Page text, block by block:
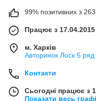
99% позитивних з 263
Працює з 17.04.2015
м. Харків
Авторинок Лоск 5 ряд
Контакти
Сьогодні працює з
Показати весь